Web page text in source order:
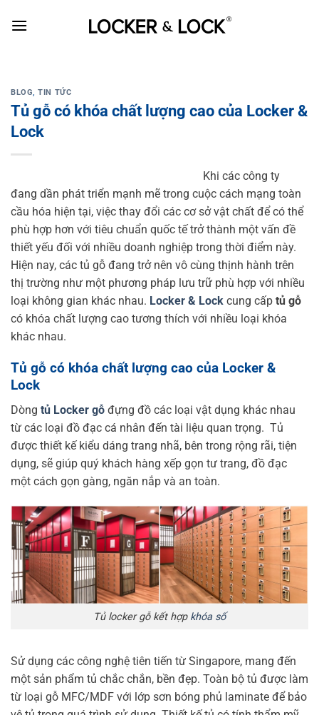
BLOG,TIN TỨC
Tủ gỗ có khóa chất lượng cao của Locker &
Lock
Khi các công ty
đang dần phát triển mạnh mẽ trong cuộc cách mạng toàn
cầu hóa hiện tại, việc thay đổi các cơ sở vật chất để có thể
phù hợp hơn với tiêu chuẩn quốc tế trở thành một vấn đề
thiết yếu đối với nhiều doanh nghiệp trong thời điểm này.
Hiện nay, các tủ gỗ đang trở nên vô cùng thịnh hành trên
thị trường như một phương pháp lưu trữ phù hợp với nhiều
loại không gian khác nhau. Locker & Lock cung cấp tủ gỗ
có khóa chất lượng cao tương thích với nhiều loại khóa
khác nhau.
Tủ gỗ có khóa chất lượng cao của Locker &
Lock
Dòng tủ Locker gỗ đựng đồ các loại vật dụng khác nhau
từ các loại đồ đạc cá nhân đến tài liệu quan trọng. Tủ
được thiết kế kiểu dáng trang nhã, bên trong rộng rãi, tiện
dụng, sẽ giúp quý khách hàng xếp gọn tư trang, đồ đạc
một cách gọn gàng, ngăn nắp và an toàn.
Tủ locker gỗ kết hợp khóa số
Sử dụng các công nghệ tiên tiến từ Singapore, mang đến
một sản phẩm tủ chắc chắn, bền đẹp. Toàn bộ tủ được làm
từ loại gỗ MFC/MDF với lớp sơn bóng phủ laminate để bảo